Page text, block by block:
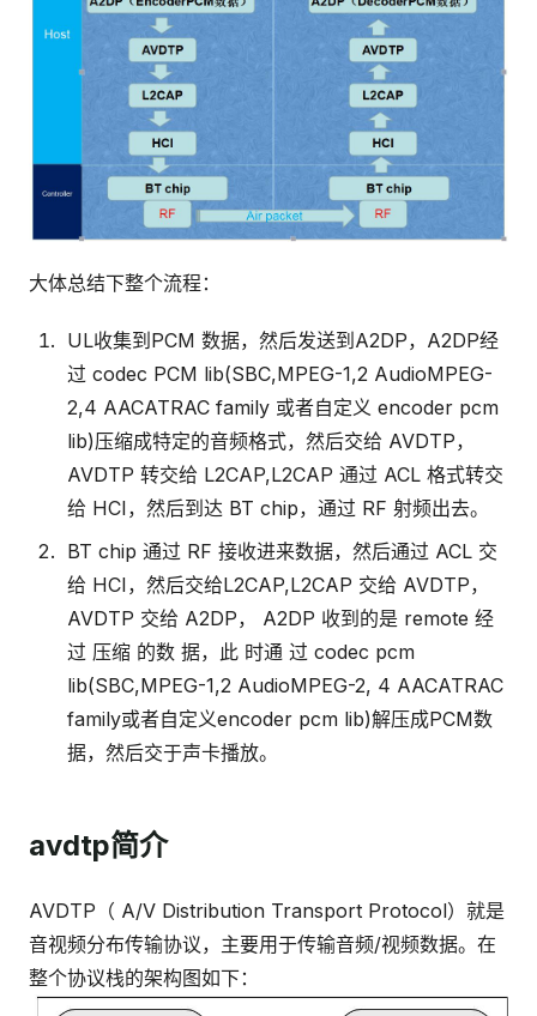
大体总结下整个流程：
UL收集到PCM 数据，然后发送到A2DP，A2DP经
过 codec PCM lib(SBC,MPEG-1,2 AudioMPEG-
2,4 AACATRAC family 或者自定义 encoder pcm
lib)压缩成特定的音频格式，然后交给 AVDTP，
AVDTP 转交给 L2CAP,L2CAP 通过 ACL 格式转交
给 HCI，然后到达 BT chip，通过 RF 射频出去。
BT chip 通过 RF 接收进来数据，然后通过 ACL 交
给 HCI，然后交给L2CAP,L2CAP 交给 AVDTP，
AVDTP 交给 A2DP， A2DP 收到的是 remote 经
过 压缩 的数 据，此 时通 过 codec pcm
lib(SBC,MPEG-1,2 AudioMPEG-2, 4 AACATRAC
family或者自定义encoder pcm lib)解压成PCM数
据，然后交于声卡播放。
avdtp简介
AVDTP（ A/V Distribution Transport Protocol）就是
音视频分布传输协议，主要用于传输音频/视频数据。在
整个协议栈的架构图如下：